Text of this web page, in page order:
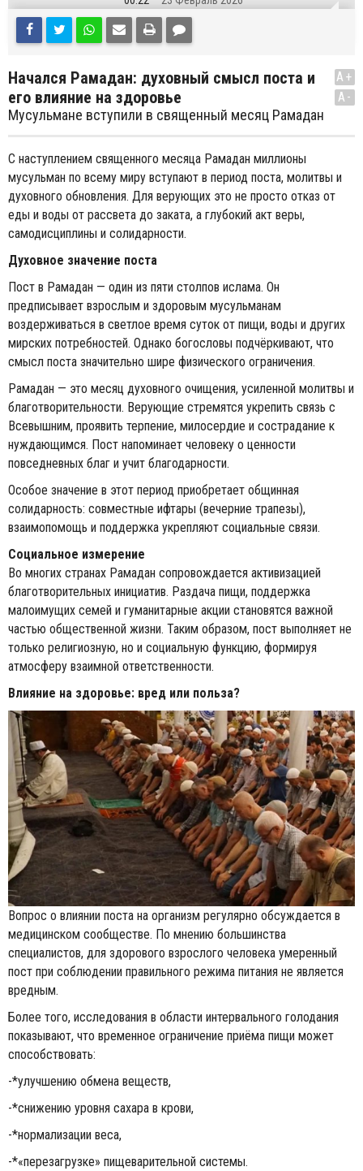
Начался Рамадан: духовный смысл поста и
его влияние на здоровье
Мусульмане вступили в священный месяц Рамадан
A+
A-
С наступлением священного месяца Рамадан миллионы
мусульман по всему миру вступают в период поста, молитвы и
духовного обновления. Для верующих это не просто отказ от
еды и воды от рассвета до заката, а глубокий акт веры,
самодисциплины и солидарности.
Духовное значение поста
Пост в Рамадан — один из пяти столпов ислама. Он
предписывает взрослым и здоровым мусульманам
воздерживаться в светлое время суток от пищи, воды и других
мирских потребностей. Однако богословы подчёркивают, что
смысл поста значительно шире физического ограничения.
Рамадан — это месяц духовного очищения, усиленной молитвы и
благотворительности. Верующие стремятся укрепить связь с
Всевышним, проявить терпение, милосердие и сострадание к
нуждающимся. Пост напоминает человеку о ценности
повседневных благ и учит благодарности.
Особое значение в этот период приобретает общинная
солидарность: совместные ифтары (вечерние трапезы),
взаимопомощь и поддержка укрепляют социальные связи.
Социальное измерение
Во многих странах Рамадан сопровождается активизацией
благотворительных инициатив. Раздача пищи, поддержка
малоимущих семей и гуманитарные акции становятся важной
частью общественной жизни. Таким образом, пост выполняет не
только религиозную, но и социальную функцию, формируя
атмосферу взаимной ответственности.
Влияние на здоровье: вред или польза?
Вопрос о влиянии поста на организм регулярно обсуждается в
медицинском сообществе. По мнению большинства
специалистов, для здорового взрослого человека умеренный
пост при соблюдении правильного режима питания не является
вредным.
Более того, исследования в области интервального голодания
показывают, что временное ограничение приёма пищи может
способствовать:
-*улучшению обмена веществ,
-*снижению уровня сахара в крови,
-*нормализации веса,
-*«перезагрузке» пищеварительной системы.